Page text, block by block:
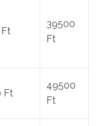
Ft
39500
Ft
Ft
49500
Ft